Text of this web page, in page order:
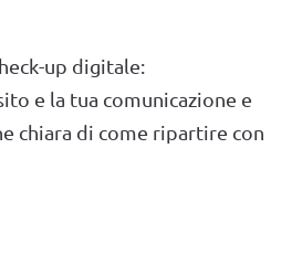
up digitale:
e la tua comunicazione e
chiara di come ripartire con